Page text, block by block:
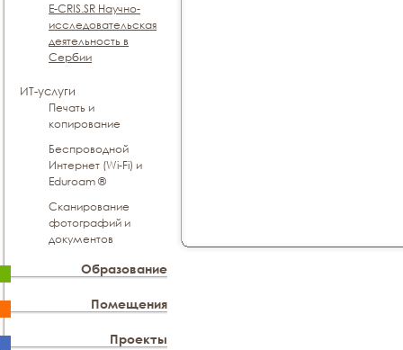
E-CRIS.SR Научно-
исследовательская
деятельность в
Сербии
ИТ-услуги
Печать и
копирование
Беспроводной
Интернет (Wi-Fi) и
Eduroam ®
Сканирование
фотографий и
документов
Образование
Помещения
Проекты